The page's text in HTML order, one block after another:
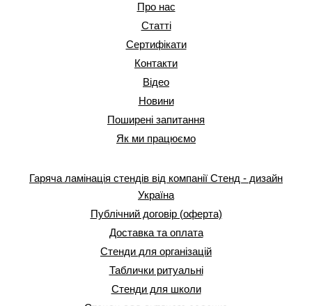
Про нас
Статті
Сертифікати
Контакти
Відео
Новини
Поширені запитання
Як ми працюємо
Гаряча ламінація стендів від компанії Стенд - дизайн
Україна
Публічний договір (оферта)
Доставка та оплата
Стенди для організацій
Таблички ритуальні
Стенди для школи